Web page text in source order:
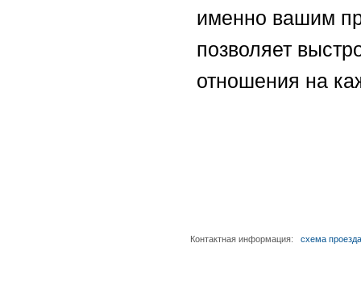
именно вашим
позволяет
отношения на
Контактная информация:схема